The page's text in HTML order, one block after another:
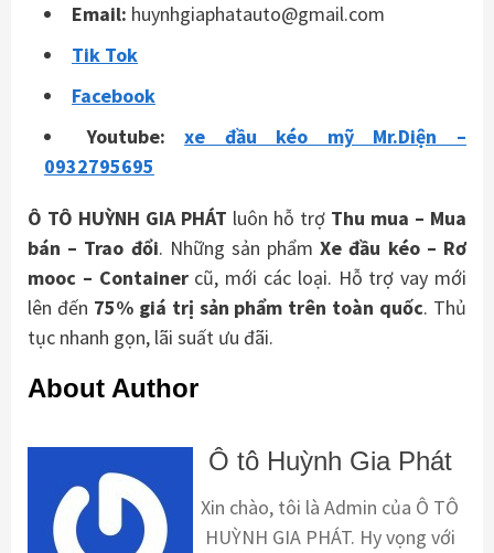
Email: huynhgiaphatauto@gmail.com
Tik Tok
Facebook
Youtube:
xe đầu kéo mỹ Mr.Diện –
0932795695
Ô TÔ HUỲNH GIA PHÁT luôn hỗ trợ Thu mua – Mua
bán – Trao đổi. Những sản phẩmXe đầu kéo – Rơ
mooc – Container cũ, mới các loại. Hỗ trợ vay mới
lên đến 75% giá trị sản phẩm trên toàn quốc. Thủ
tục nhanh gọn, lãi suất ưu đãi.
About Author
Ô tô Huỳnh Gia Phát
Xin chào, tôi là Admin của Ô TÔ
HUỲNH GIA PHÁT. Hy vọng với